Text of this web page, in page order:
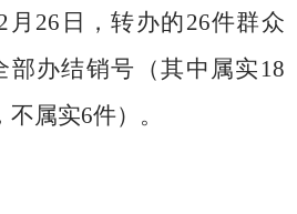
月26日，转办的26件群众
部办结销号（其中属实18
属实6件）。